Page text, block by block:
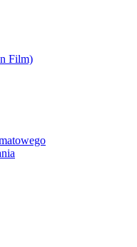
Film)